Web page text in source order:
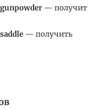
— получит
— получить